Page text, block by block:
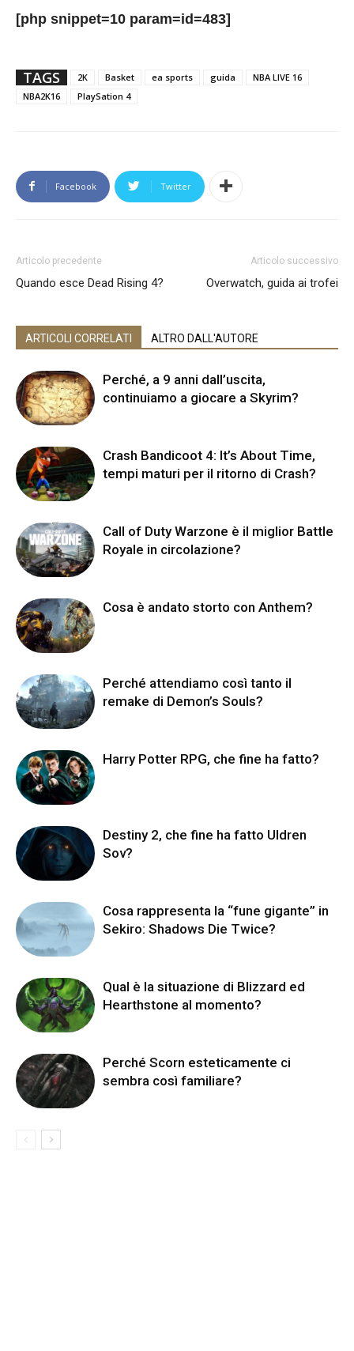
[php snippet=10 param=id=483]
TAGS 2K Basket ea sports guida
NBA LIVE 16
NBA2K16
PlaySation 4
Facebook Twitter
Articolo precedente
Quando esce Dead Rising 4?
Articolo successivo
Overwatch, guida ai trofei
ARTICOLI CORRELATI ALTRO DALL'AUTORE
Perché, a 9 anni dall’uscita,
continuiamo a giocare a Skyrim?
Crash Bandicoot 4: It’s About Time,
tempi maturi per il ritorno di Crash?
Call of Duty Warzone è il miglior Battle
Royale in circolazione?
Cosa è andato storto con Anthem?
Perché attendiamo così tanto il
remake di Demon’s Souls?
Harry Potter RPG, che fine ha fatto?
Destiny 2, che fine ha fatto Uldren
Sov?
Cosa rappresenta la “fune gigante” in
Sekiro: Shadows Die Twice?
Qual è la situazione di Blizzard ed
Hearthstone al momento?
Perché Scorn esteticamente ci
sembra così familiare?